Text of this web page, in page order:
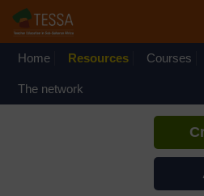
Home Resources Courses
The network
Si vous
pouvez